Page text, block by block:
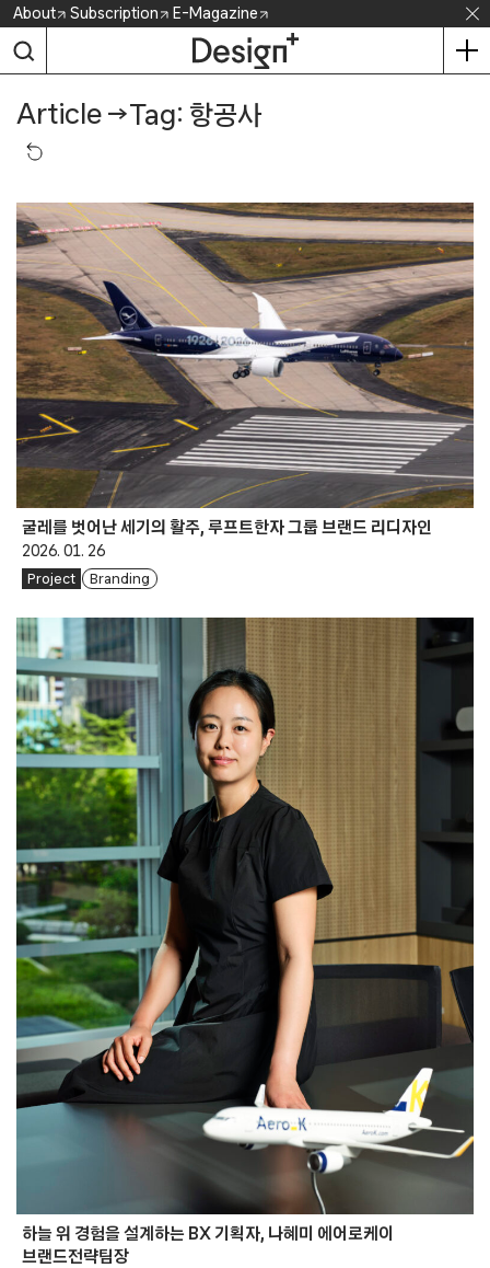
Skip
content
About Subscription E-Magazine
Article →Tag: 항공사
굴레를 벗어난 세기의 활주, 루프트한자 그룹 브랜드 리디자인
2026. 01. 26
Project Branding
하늘 위 경험을 설계하는 BX 기획자, 나혜미 에어로케이
브랜드전략팀장